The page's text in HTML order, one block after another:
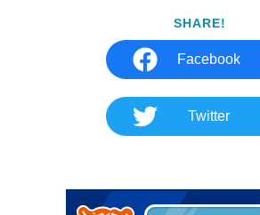
SHARE!
Facebook
Twitter